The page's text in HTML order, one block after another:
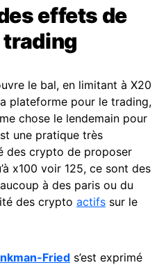
effets de
trading
le bal, en limitant à X20
plateforme pour le trading,
chose le lendemain pour
une pratique très
des crypto de proposer
x100 voir 125, ce sont des
à des paris ou du
des crypto actifs sur le
Fried s’est exprimé